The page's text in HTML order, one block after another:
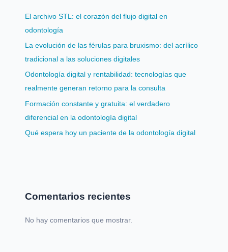
El archivo STL: el corazón del flujo digital en
odontología
La evolución de las férulas para bruxismo: del acrílico
tradicional a las soluciones digitales
Odontología digital y rentabilidad: tecnologías que
realmente generan retorno para la consulta
Formación constante y gratuita: el verdadero
diferencial en la odontología digital
Qué espera hoy un paciente de la odontología digital
Comentarios recientes
No hay comentarios que mostrar.